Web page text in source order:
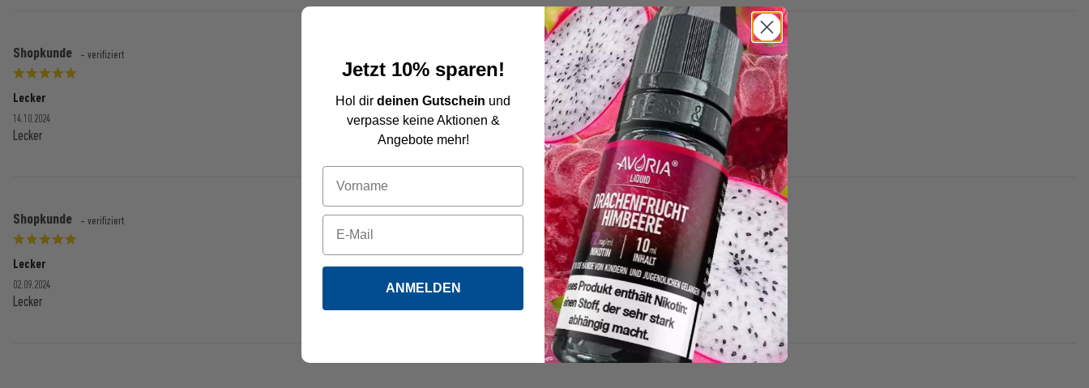
Shopkunde - verifiziert
Lecker
14.10.2024
Lecker
Shopkunde - verifiziert
Lecker
03.10.2024
Lecker
Shopkunde - verifiziert
Lecker
02.09.2024
Lecker
Shopkunde - verifiziert
Lecker
13.08.2024
Lecker
Jetzt 10% sparen!
Hol dir deinen Gutschein und
verpasse keine Aktionen &
Angebote mehr!
ANMELDEN